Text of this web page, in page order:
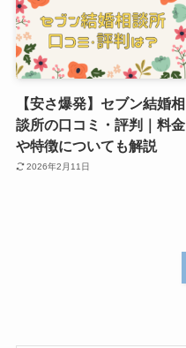
【安さ爆発】セブン結婚相
談所の口コミ・評判｜料金
や特徴についても解説
2026年2月11日